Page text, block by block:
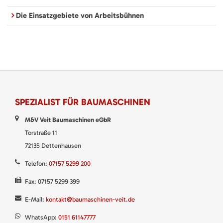
Die Einsatzgebiete von Arbeitsbühnen
SPEZIALIST FÜR BAUMASCHINEN
M&V Veit Baumaschinen eGbR
Torstraße 11
72135 Dettenhausen
Telefon: 07157 5299 200
Fax: 07157 5299 399
E-Mail: kontakt@baumaschinen-veit.de
WhatsApp: 0151 61147777